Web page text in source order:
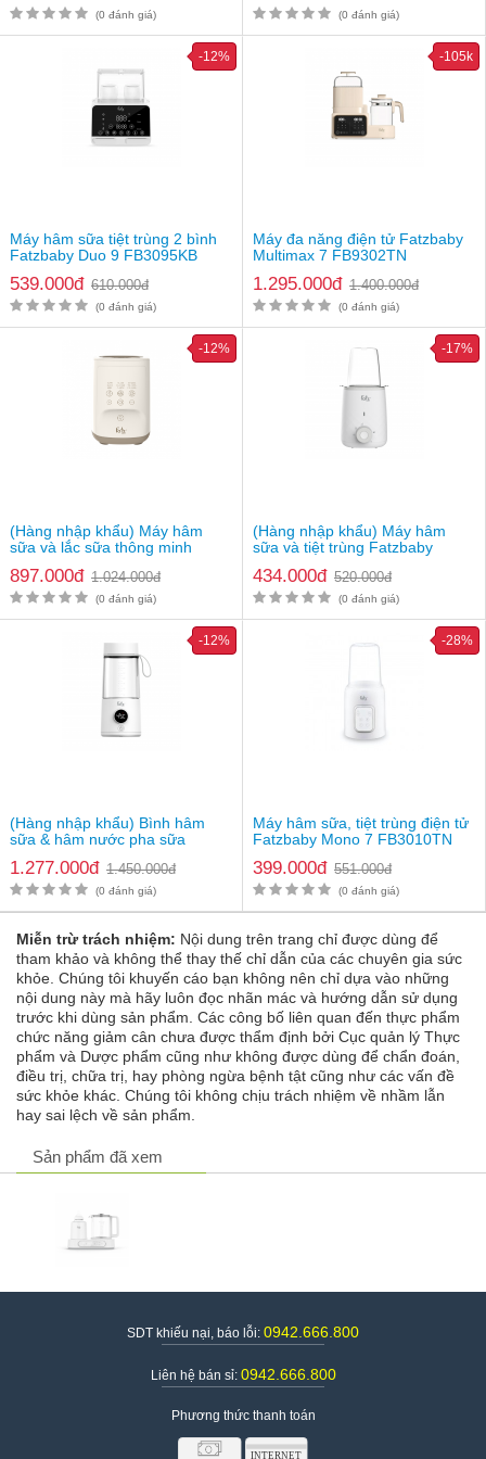
áp nguồn trước khi kết nối
Không sử dụng thiết bị, nếu phích cắm, dây nguồn hoặc thiết
Nếu dây điện bị hỏng, bạn phải thay thế nó bằng phụ kiện
chính hãng
Để nơi khô ráo, không để máy dính vào nước, tránh xa tầm
tay trẻ em
Thông tin sản phẩm
Tên sản phẩm
Máy đun và hâm nước pha sữa
Fatzbaby Multimax 9 FB9510HB
Thương hiệu
FATZBABY
Xuất xứ thương hiệu
Hàn Quốc
Giá
995.000 vnđ/cái
(0 đánh giá) (0 đánh giá)
Máy hâm sữa tiệt trùng 2 bình
Fatzbaby Duo 9 FB3095KB
539.000đ 610.000đ
-12%
(0 đánh giá)
Máy đa năng điện tử Fatzbaby
Multimax 7 FB9302TN
1.295.000đ 1.400.000đ
-105k
(0 đánh giá)
(Hàng nhập khẩu) Máy hâm
sữa và lắc sữa thông minh
FB3067SJ
897.000đ 1.024.000đ
-12%
(0 đánh giá)
(Hàng nhập khẩu) Máy hâm
sữa và tiệt trùng Fatzbaby
434.000đ 520.000đ
-17%
(0 đánh giá)
(Hàng nhập khẩu) Bình hâm
sữa & hâm nước pha sữa
1.277.000đ 1.450.000đ
-12%
(0 đánh giá)
Máy hâm sữa, tiệt trùng điện tử
Fatzbaby Mono 7 FB3010TN
399.000đ 551.000đ
-28%
(0 đánh giá)
Miễn trừ trách nhiệm: Nội dung trên trang chỉ được dùng để
tham khảo và không thể thay thế chỉ dẫn của các chuyên gia sức
khỏe. Chúng tôi khuyến cáo bạn không nên chỉ dựa vào những
nội dung này mà hãy luôn đọc nhãn mác và hướng dẫn sử dụng
trước khi dùng sản phẩm. Các công bố liên quan đến thực phẩm
chức năng giảm cân chưa được thẩm định bởi Cục quản lý Thực
phẩm và Dược phẩm cũng như không được dùng để chẩn đoán,
điều trị, chữa trị, hay phòng ngừa bệnh tật cũng như các vấn đề
sức khỏe khác. Chúng tôi không chịu trách nhiệm về nhầm lẫn
hay sai lệch về sản phẩm.
Sản phẩm đã xem
SDT khiếu nại, báo lỗi: 0942.666.800
Liên hệ bán sỉ: 0942.666.800
Phương thức thanh toán